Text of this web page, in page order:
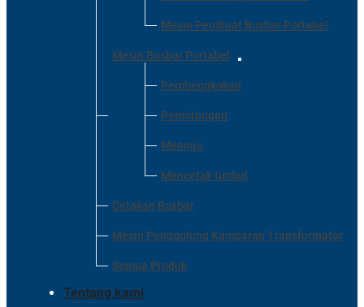
Mesin Pembuat Busbar Portabel
Mesin Busbar Portabel
Pembengkokan
Pemotongan
Meninju
Mencetak timbul
Cetakan Busbar
Mesin Penggulung Kumparan Transformator
Semua Produk
Tentang kami